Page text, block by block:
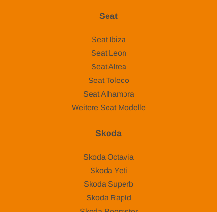
Seat
Seat Ibiza
Seat Leon
Seat Altea
Seat Toledo
Seat Alhambra
Weitere Seat Modelle
Skoda
Skoda Octavia
Skoda Yeti
Skoda Superb
Skoda Rapid